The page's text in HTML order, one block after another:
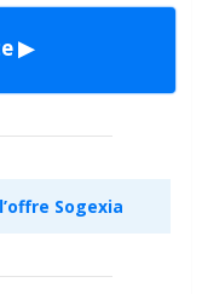
▶
Sogexia